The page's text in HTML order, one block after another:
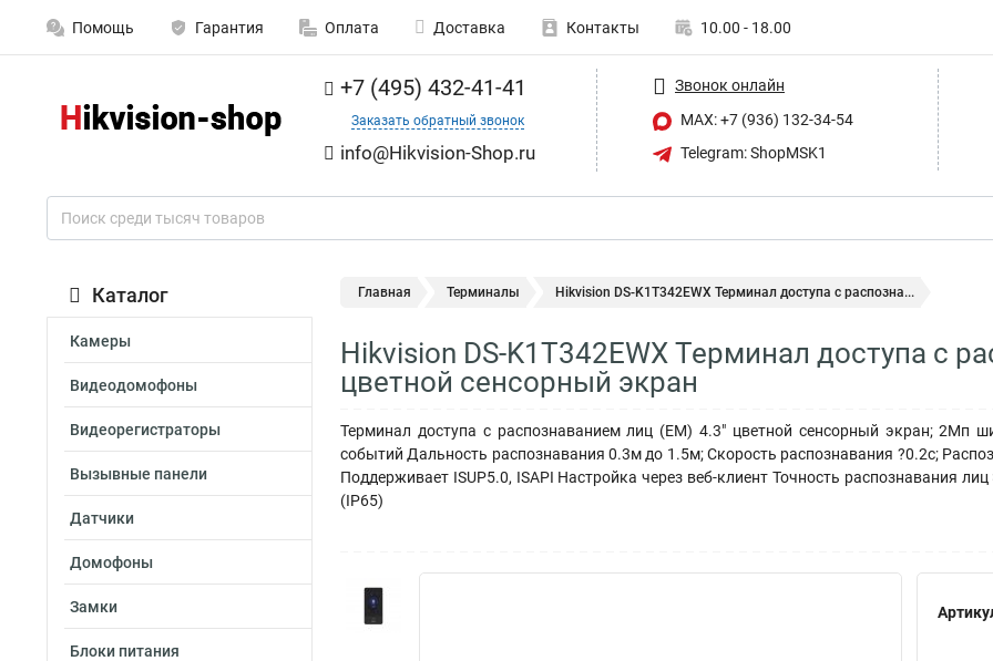
Помощь Гарантия Оплата Доставка Контакты 10.00 - 18.00
+7 (495) 432-41-41
Заказать обратный звонок
info@Hikvision-Shop.ru
Звонок онлайн
MAX: +7 (936) 132-34-54
Telegram: ShopMSK1
Каталог
Камеры
Видеодомофоны
Видеорегистраторы
Вызывные панели
Датчики
Домофоны
Замки
Блоки питания
Главная Терминалы Hikvision DS-K1T342EWX Терминал доступа с распозна...
Hikvision DS-K1T342EWX Терминал доступа с
цветной сенсорный экран
Терминал доступа с распознаванием лиц (EM) 4.3" цветной сенсорный экран; 2Мп
событий Дальность распознавания 0.3м до 1.5м; Скорость распознавания ?0.2с;
Поддерживает ISUP5.0, ISAPI Настройка через веб-клиент Точность распознавания
(IP65)